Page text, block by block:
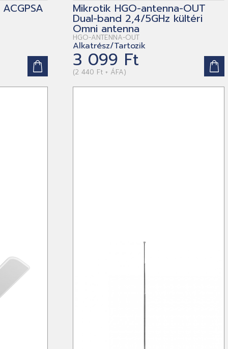
Mikrotik HGO-antenna-OUT
Dual-band 2,4/5GHz kültéri
Omni antenna
HGO-ANTENNA-OUT
Alkatrész/Tartozik
3 099 Ft
(2 440 Ft + ÁFA)